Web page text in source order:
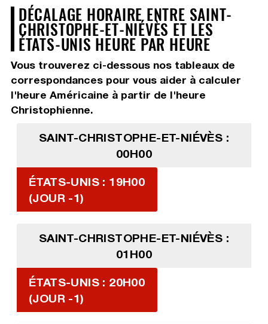
DÉCALAGE HORAIRE ENTRE SAINT-
CHRISTOPHE-ET-NIÉVÈS ET LES
ÉTATS-UNIS HEURE PAR HEURE
Vous trouverez ci-dessous nos tableaux de
correspondances pour vous aider à calculer
l'heure Américaine à partir de l'heure
Christophienne.
SAINT-CHRISTOPHE-ET-NIÉVÈS :
00H00
ÉTATS-UNIS : 19H00
(JOUR -1)
SAINT-CHRISTOPHE-ET-NIÉVÈS :
01H00
ÉTATS-UNIS : 20H00
(JOUR -1)